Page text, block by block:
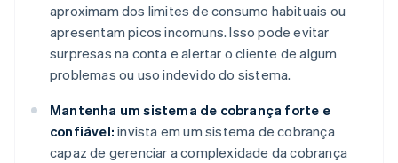
aproximam dos limites de consumo habituais ou
apresentam picos incomuns. Isso pode evitar
surpresas na conta e alertar o cliente de algum
problemas ou uso indevido do sistema.
Mantenha um sistema de cobrança forte e
confiável: invista em um sistema de cobrança
capaz de gerenciar a complexidade da cobrança